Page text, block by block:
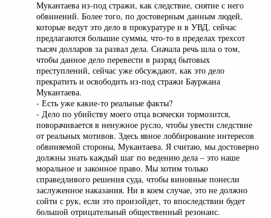
Мукантаева из-под стражи, как следствие, снятие с него
обвинений. Более того, по достоверным данным людей,
которые ведут это дело в прокуратуре и в УВД, сейчас
предлагаются большие суммы, что-то в пределах трехсот
тысяч долларов за развал дела. Сначала речь шла о том,
чтобы данное дело перевести в разряд бытовых
преступлений, сейчас уже обсуждают, как это дело
прекратить и освободить из-под стражи Бауржана
Мукантаева.
- Есть уже какие-то реальные факты?
- Дело по убийству моего отца всячески тормозится,
поворачивается в ненужное русло, чтобы увести следствие
от реальных мотивов. Здесь явное лоббирование интересов
обвиняемой стороны, Мукантаева. Я считаю, мы достоверно
должны знать каждый шаг по ведению дела – это наше
моральное и законное право. Мы хотим только
справедливого решения суда, чтобы виновные понесли
заслуженное наказания. Ни в коем случае, это не должно
сойти с рук, если это произойдет, то впоследствии будет
большой отрицательный общественный резонанс.